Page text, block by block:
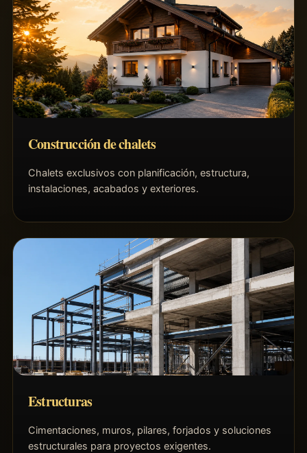
Construcción de chalets
Chalets exclusivos con planificación, estructura,
instalaciones, acabados y exteriores.
Estructuras
Cimentaciones, muros, pilares, forjados y soluciones
estructurales para proyectos exigentes.